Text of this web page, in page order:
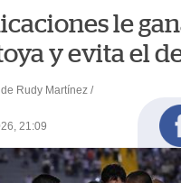
le
y evita el
Rudy Martínez /
21:09